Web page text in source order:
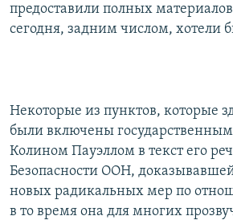
предоставили полных
сегодня, задним числом, хотели
Некоторые из пунктов, которые
были включены
Колином Пауэллом в текст его
Безопасности ООН,
новых радикальных мер по
в то время она для многих